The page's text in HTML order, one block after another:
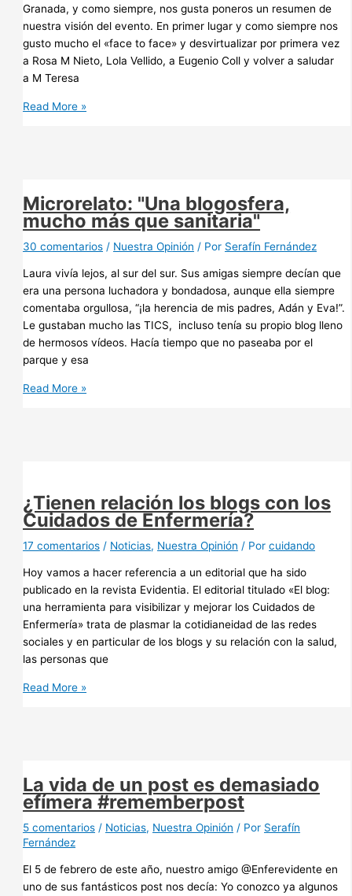
Granada, y como siempre, nos gusta poneros un resumen de
nuestra visión del evento. En primer lugar y como siempre nos
gusto mucho el «face to face» y desvirtualizar por primera vez
a Rosa M Nieto, Lola Vellido, a Eugenio Coll y volver a saludar
a M Teresa
Nuestra
Read More »
Microrelato: "Una blogosfera,
mucho más que sanitaria"
30 comentarios / Nuestra Opinión / Por Serafín Fernández
Laura vivía lejos, al sur del sur. Sus amigas siempre decían que
era una persona luchadora y bondadosa, aunque ella siempre
comentaba orgullosa, “¡la herencia de mis padres, Adán y Eva!”.
Le gustaban mucho las TICS, incluso tenía su propio blog lleno
de hermosos vídeos. Hacía tiempo que no paseaba por el
parque y esa
Microrelato:
Read More »
¿Tienen relación los blogs con los
Cuidados de Enfermería?
17 comentarios / Noticias, Nuestra Opinión / Porcuidando
Hoy vamos a hacer referencia a un editorial que ha sido
publicado en la revista Evidentia. El editorial titulado «El blog:
una herramienta para visibilizar y mejorar los Cuidados de
Enfermería» trata de plasmar la cotidianeidad de las redes
sociales y en particular de los blogs y su relación con la salud,
las personas que
¿Tienen
Cuidados
de
Enfermería?
Read More »
La vida de un post es demasiado
efímera #rememberpost
5 comentarios / Noticias, Nuestra Opinión / Por Serafín
Fernández
El 5 de febrero de este año, nuestro amigo @Enferevidente en
uno de sus fantásticos post nos decía: Yo conozco ya algunos